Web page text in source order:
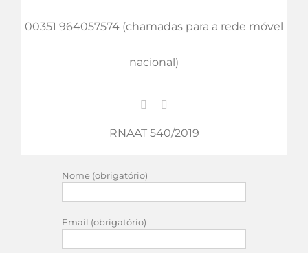
00351 964057574 (chamadas para a rede móvel
nacional)
RNAAT 540/2019
Nome (obrigatório)
Email (obrigatório)